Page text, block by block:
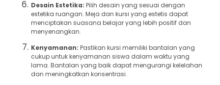
Desain Estetika: Pilih desain yang sesuai dengan
estetika ruangan. Meja dan kursi yang estetis dapat
menciptakan suasana belajar yang lebih positif dan
menyenangkan.
Kenyamanan: Pastikan kursi memiliki bantalan yang
cukup untuk kenyamanan siswa dalam waktu yang
lama. Bantalan yang baik dapat mengurangi kelelahan
dan meningkatkan konsentrasi.